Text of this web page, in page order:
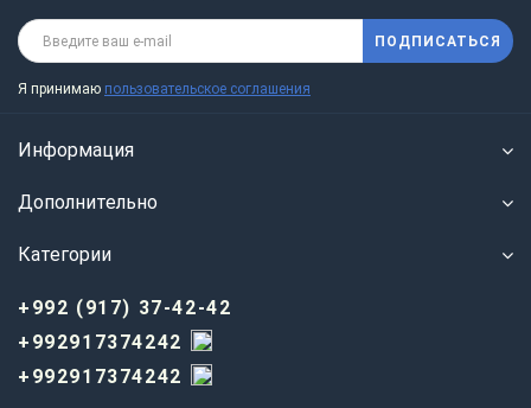
ПОДПИСАТЬСЯ
Я принимаю пользовательское соглашения
Информация
Дополнительно
Категории
+992 (917) 37-42-42
+992917374242
+992917374242